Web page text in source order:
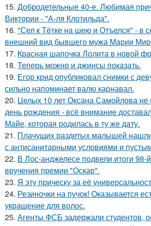
15. Добродетельные 40-е. Любимая
Виктории - "А-ля Клотильда".
16. "Сел к Тётке на шею и Отъелся" - в
внешний вид бывшего мужа Марии
17. Красная шапочка Лолита в новой
18. Теперь можно и джинсы показать.
19. Егор крид опубликовал снимки с
сильно напоминает валю карнавал.
20. Целых 10 лет Оксана Самойлова не
день рождения - всё внимание
Майе, которая родилась в ту же дату.
21. Плачущих раздетых малышей
с антисанитарными условиями и
22. В Лос-анджелесе подвели итоги 98-
вручения премии "Оскар".
23. Я эту прическу за её
24. Резиночки на пучок! Оказывается
украшение для волос.
25. Агенты ФСБ задержали студентов,